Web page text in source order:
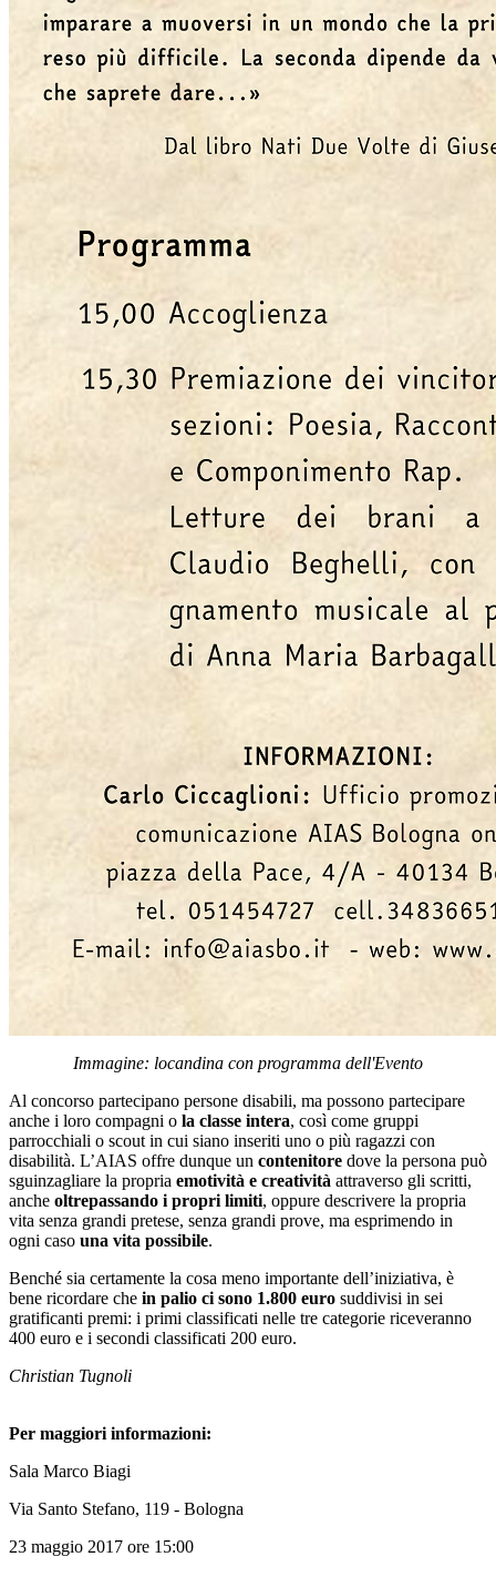
Immagine: locandina con programma dell'Evento
Al concorso partecipano persone disabili, ma possono partecipare
anche i loro compagni o la classe intera, così come gruppi
parrocchiali o scout in cui siano inseriti uno o più ragazzi con
disabilità. L’AIAS offre dunque un contenitore dove la persona può
sguinzagliare la propria emotività e creatività attraverso gli scritti,
anche oltrepassando i propri limiti, oppure descrivere la propria
vita senza grandi pretese, senza grandi prove, ma esprimendo in
ogni caso una vita possibile.
Benché sia certamente la cosa meno importante dell’iniziativa, è
bene ricordare che in palio ci sono 1.800 euro suddivisi in sei
gratificanti premi: i primi classificati nelle tre categorie riceveranno
400 euro e i secondi classificati 200 euro.
Christian Tugnoli
Per maggiori informazioni:
Sala Marco Biagi
Via Santo Stefano, 119 - Bologna
23 maggio 2017 ore 15:00